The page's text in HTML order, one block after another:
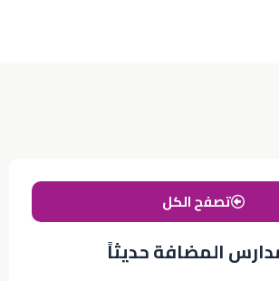
المضافة حديثاً
تصفح الكل